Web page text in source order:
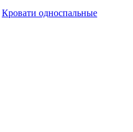
Кровати односпальные